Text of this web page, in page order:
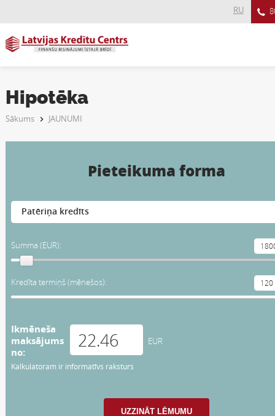
RU
Hipotēka
Sākums JAUNUMI
Pieteikuma forma
Summa (EUR):
Kredīta termiņš (mēnešos):
Ikmēneša
maksājums
no:
EUR
Kalkulatoram ir informatīvs raksturs